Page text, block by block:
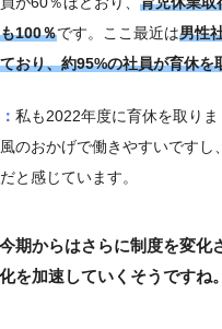
100％です。ここ最近は男性
おり、約95%の社員が育休を
私も2022年度に育休を取り
のおかげで働きやすいですし、
だと感じています。
今期からはさらに制度を変化
化を加速していくそうですね。